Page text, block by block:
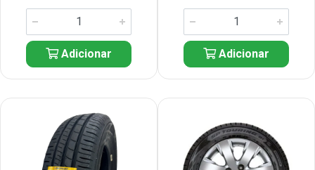
Adicionar Adicionar